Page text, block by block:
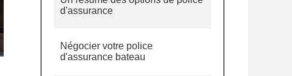
d'assurance
Négocier votre police
d'assurance bateau